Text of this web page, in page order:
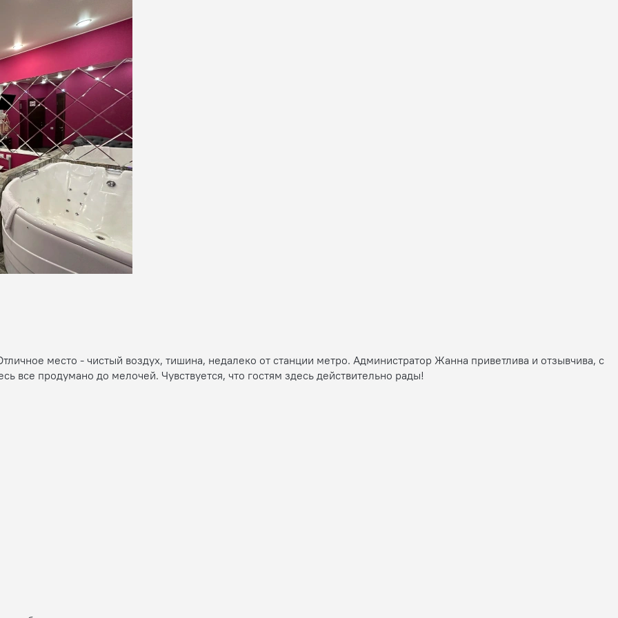
место - чистый воздух, тишина, недалеко от станции метро. Администратор Жанна приветлива и отзывчива, с
все продумано до мелочей. Чувствуется, что гостям здесь действительно рады!